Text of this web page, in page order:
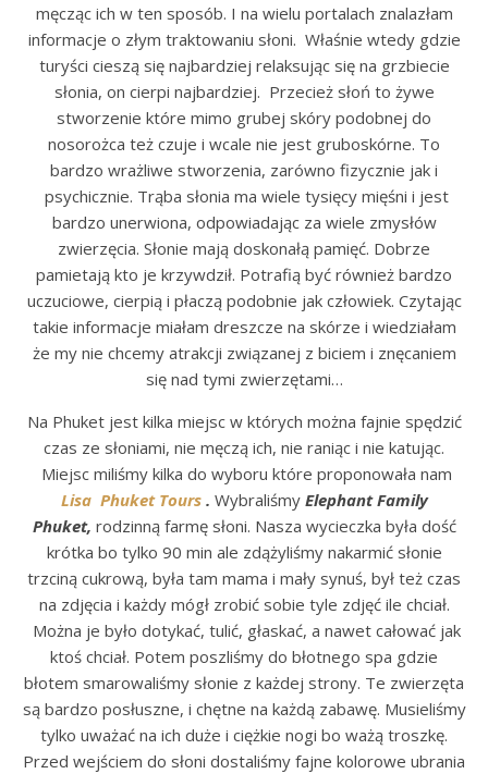
męcząc ich w ten sposób. I na wielu portalach znalazłam
informacje o złym traktowaniu słoni. Właśnie wtedy gdzie
turyści cieszą się najbardziej relaksując się na grzbiecie
słonia, on cierpi najbardziej. Przecież słoń to żywe
stworzenie które mimo grubej skóry podobnej do
nosorożca też czuje i wcale nie jest gruboskórne. To
bardzo wrażliwe stworzenia, zarówno fizycznie jak i
psychicznie. Trąba słonia ma wiele tysięcy mięśni i jest
bardzo unerwiona, odpowiadając za wiele zmysłów
zwierzęcia. Słonie mają doskonałą pamięć. Dobrze
pamietają kto je krzywdził. Potrafią być również bardzo
uczuciowe, cierpią i płaczą podobnie jak człowiek. Czytając
takie informacje miałam dreszcze na skórze i wiedziałam
że my nie chcemy atrakcji związanej z biciem i znęcaniem
się nad tymi zwierzętami…
Na Phuket jest kilka miejsc w których można fajnie spędzić
czas ze słoniami, nie męczą ich, nie raniąc i nie katując.
Miejsc miliśmy kilka do wyboru które proponowała nam
Lisa Phuket Tours. Wybraliśmy Elephant Family
Phuket, rodzinną farmę słoni. Nasza wycieczka była dość
krótka bo tylko 90 min ale zdążyliśmy nakarmić słonie
trzciną cukrową, była tam mama i mały synuś, był też czas
na zdjęcia i każdy mógł zrobić sobie tyle zdjęć ile chciał.
Można je było dotykać, tulić, głaskać, a nawet całować jak
ktoś chciał. Potem poszliśmy do błotnego spa gdzie
błotem smarowaliśmy słonie z każdej strony. Te zwierzęta
są bardzo posłuszne, i chętne na każdą zabawę. Musieliśmy
tylko uważać na ich duże i ciężkie nogi bo ważą troszkę.
Przed wejściem do słoni dostaliśmy fajne kolorowe ubrania